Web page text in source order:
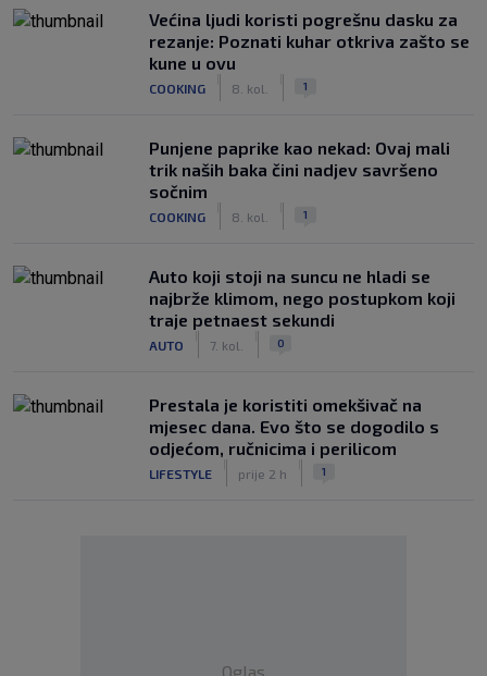
Većina ljudi koristi pogrešnu dasku za
rezanje: Poznati kuhar otkriva zašto se
kune u ovu
COOKING 8. kol. 1
Punjene paprike kao nekad: Ovaj mali
trik naših baka čini nadjev savršeno
sočnim
COOKING 8. kol. 1
Auto koji stoji na suncu ne hladi se
najbrže klimom, nego postupkom koji
traje petnaest sekundi
AUTO 7. kol. 0
Prestala je koristiti omekšivač na
mjesec dana. Evo što se dogodilo s
odjećom, ručnicima i perilicom
LIFESTYLE prije 2 h 1
Oglas